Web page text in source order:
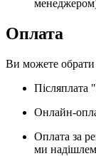
Оплата
Ви можете обрати
Онлайн-
Оплата за
ми